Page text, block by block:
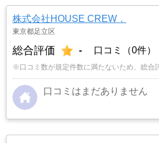
株式会社HOUSE CREW．
東京都足立区
総合評価 - 口コミ（0件）
※口コミ数が規定件数に満たないため、総合
口コミはまだありません